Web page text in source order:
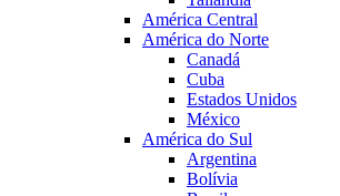
América Central
América do Norte
Canadá
Cuba
Estados Unidos
México
América do Sul
Argentina
Bolívia